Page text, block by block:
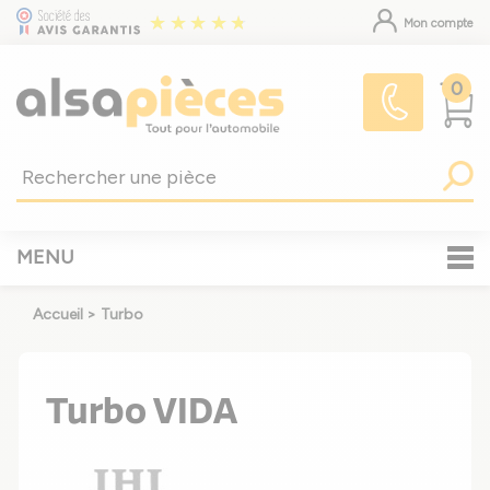
Mon compte
0
MENU
Accueil > Turbo
Turbo VIDA